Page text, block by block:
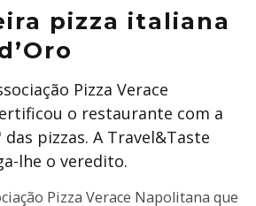
pizza italiana
Pizza Verace
o restaurante com a
pizzas. A Travel&Taste
lhe o veredito.
Pizza Verace Napolitana que